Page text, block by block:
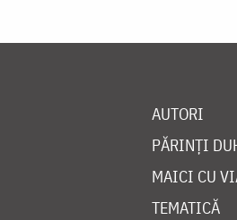
AUTORI
PĂRINȚI
MAICI CU
TEMATICĂ